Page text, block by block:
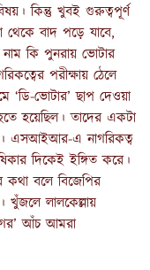
কিন্তু খুবই গুরুত্বপূর্ণ
বাদ পড়ে যাবে,
কি পুনরায় ভোটার
পরীক্ষায় ঠেলে
‘ডি-ভোটার’ ছাপ দেওয়া
হতে হয়েছিল। তাদের একটা
এসআইআর-এ নাগরিকত্ব
দিকেই ইঙ্গিত করে।
কথা বলে বিজেপির
খুঁজলে লালকেল্লায়
আঁচ আমরা